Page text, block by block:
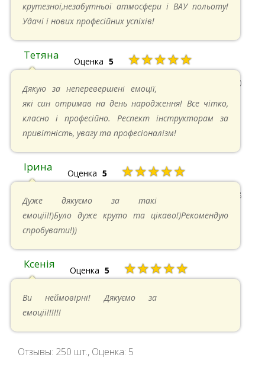
крутезної,незабутньої атмосфери і ВАУ польоту!
Удачі і нових професійних успіхів!
Тетяна Оценка 5 ★★★★★
13.05.2024 в 11:30
Дякую за неперевершені емоції,
які син отримав на день народження! Все чітко,
класно і професійно. Респект інструкторам за
привітність, увагу та професіоналізм!
Ірина Оценка 5 ★★★★★
11.05.2024 в 15:48
Дуже дякуємо за такі
емоції!!)Було дуже круто та цікаво!)Рекомендую
спробувати!))
Ксенія Оценка 5 ★★★★★
Ви неймовірні! Дякуємо за
емоції!!!!!!
Отзывы: 250 шт., Оценка: 5